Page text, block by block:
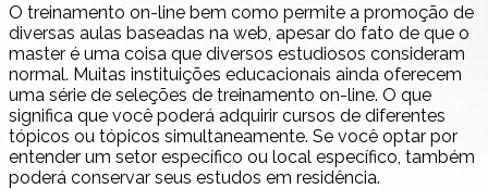
O treinamento on-line bem como permite a promoção de
diversas aulas baseadas na web, apesar do fato de que o
master é uma coisa que diversos estudiosos consideram
normal. Muitas instituições educacionais ainda oferecem
uma série de seleções de treinamento on-line. O que
significa que você poderá adquirir cursos de diferentes
tópicos ou tópicos simultaneamente. Se você optar por
entender um setor específico ou local específico, também
poderá conservar seus estudos em residência.